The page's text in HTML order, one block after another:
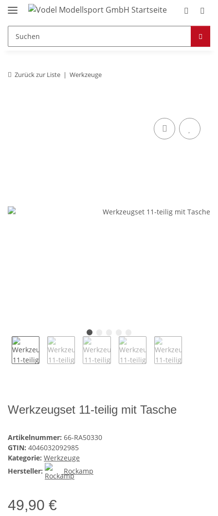
Zurück zur Liste Werkzeuge
Werkzeugset 11-teilig mit Tasche
Artikelnummer: 66-RA50330
GTIN: 4046032092985
Kategorie: Werkzeuge
Hersteller:
Rockamp
49,90 €